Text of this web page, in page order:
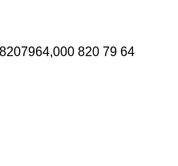
820 79 64